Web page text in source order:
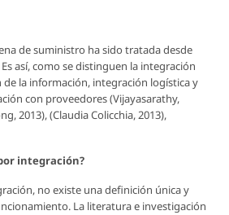
de suministro ha sido tratada desde
así, como se distinguen la integración
la información, integración logística y
con proveedores (Vijayasarathy,
2013), (Claudia Colicchia, 2013),
integración?
no existe una definición única y
La literatura e investigación